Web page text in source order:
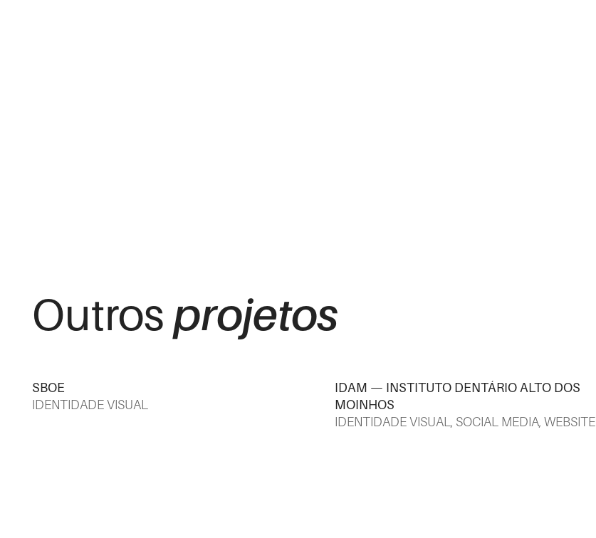
Outros projetos
SBOE
IDENTIDADE VISUAL
IDAM — INSTITUTO DENTÁRIO ALTO DOS
MOINHOS
IDENTIDADE VISUAL, SOCIAL MEDIA, WEBSITE